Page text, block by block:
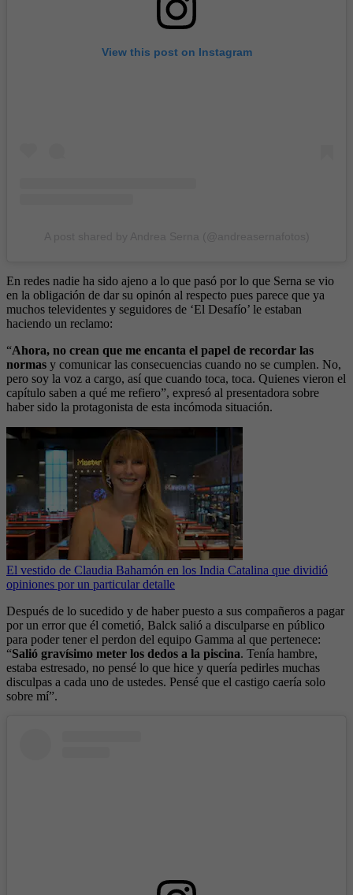
View this post on Instagram
En redes nadie ha sido ajeno a lo que pasó por lo que Serna se vio
en la obligación de dar su opinón al respecto pues parece que ya
muchos televidentes y seguidores de ‘El Desafío’ le estaban
haciendo un reclamo:
“Ahora, no crean que me encanta el papel de recordar las
normas y comunicar las consecuencias cuando no se cumplen. No,
pero soy la voz a cargo, así que cuando toca, toca. Quienes vieron el
capítulo saben a qué me refiero”, expresó al presentadora sobre
haber sido la protagonista de esta incómoda situación.
El vestido de Claudia Bahamón en los India Catalina que dividió
opiniones por un particular detalle
Después de lo sucedido y de haber puesto a sus compañeros a pagar
por un error que él cometió, Balck salió a disculparse en público
para poder tener el perdon del equipo Gamma al que pertenece:
“Salió gravísimo meter los dedos a la piscina. Tenía hambre,
estaba estresado, no pensé lo que hice y quería pedirles muchas
disculpas a cada uno de ustedes. Pensé que el castigo caería solo
sobre mí”.